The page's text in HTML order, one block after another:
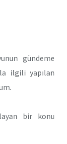
gündeme
ilgili yapılan
bir konu